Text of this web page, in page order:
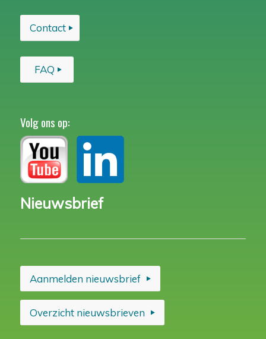
Contact
FAQ
Volg ons op:
Nieuwsbrief
Aanmelden nieuwsbrief
Overzicht nieuwsbrieven